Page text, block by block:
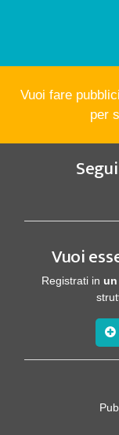
Vuoi fare
per
Vuoi
Registrati in